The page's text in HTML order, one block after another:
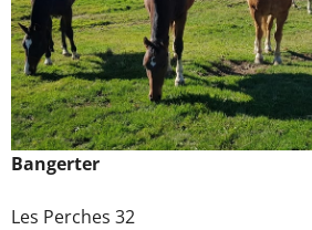
Bangerter
Les Perches 32